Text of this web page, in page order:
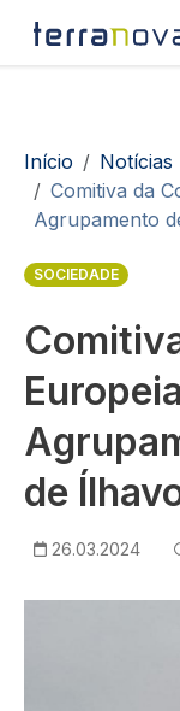
Passar para o
Início Notícias
Comitiva da
Agrupamento
SOCIEDADE
de
26.03.2024